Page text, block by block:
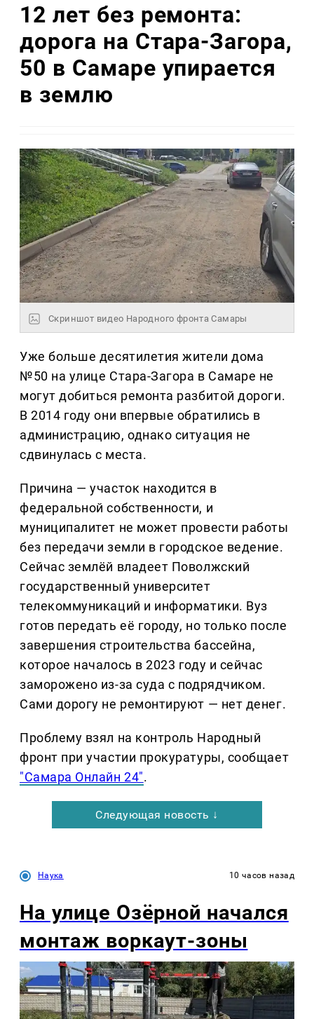
12 лет без ремонта:
дорога на Стара-Загора,
50 в Самаре упирается
в землю
Скриншот видео Народного фронта Самары
Уже больше десятилетия жители дома
№50 на улице Стара-Загора в Самаре не
могут добиться ремонта разбитой дороги.
В 2014 году они впервые обратились в
администрацию, однако ситуация не
сдвинулась с места.
Причина — участок находится в
федеральной собственности, и
муниципалитет не может провести работы
без передачи земли в городское ведение.
Сейчас землёй владеет Поволжский
государственный университет
телекоммуникаций и информатики. Вуз
готов передать её городу, но только после
завершения строительства бассейна,
которое началось в 2023 году и сейчас
заморожено из-за суда с подрядчиком.
Сами дорогу не ремонтируют — нет денег.
Проблему взял на контроль Народный
фронт при участии прокуратуры, сообщает
"Самара Онлайн 24".
Следующая новость ↓
Наука 10 часов назад
На улице Озëрной начался
монтаж воркаут-зоны